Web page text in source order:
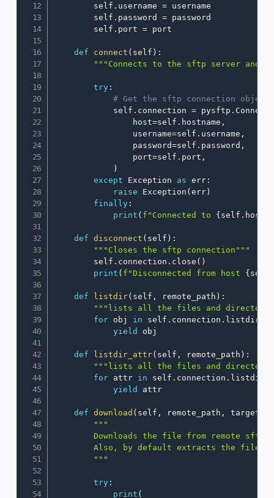
        self
. username = username
        self
. password = password
        self
. port = port
def connect ( self ) :
"""Connects to the sftp server and
try:
# Get the sftp connection object
            self
. connection = pysftp .
                host
=self . hostname ,
                username
=self . username ,
                password
=self . password ,
                port
=self . port ,
)
except Exception as err:
raise Exception ( err)
finally:
print ( f"Connected to { self .
def disconnect ( self ) :
"""Closes the sftp connection"""
        self
. connection . close ( )
print ( f"Disconnected from host { self
def listdir( self , remote_path ) :
"""lists all the files and
for obj in self . connection . listdir
yield
obj
def listdir_attr( self , remote_path ) :
"""lists all the files and
for attr in self . connection .
yield
attr
def download ( self , remote_path ,
"""
Downloads the file from remote sftp
Also, by default extracts the file
        """
try:
print (